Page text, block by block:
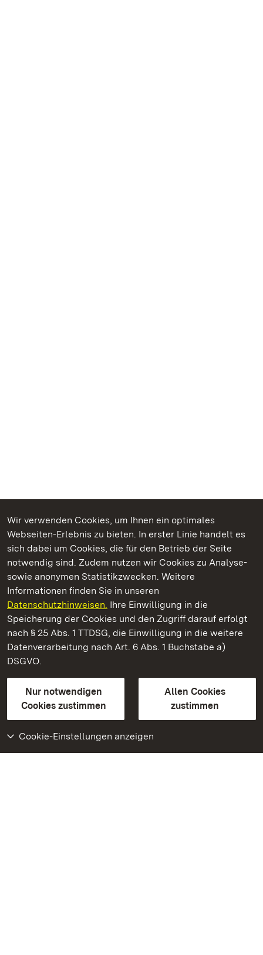
Wir verwenden Cookies, um Ihnen ein optimales
Webseiten-Erlebnis zu bieten. In erster Linie handelt es
sich dabei um Cookies, die für den Betrieb der Seite
notwendig sind. Zudem nutzen wir Cookies zu Analyse-
sowie anonymen Statistikzwecken. Weitere
Informationen finden Sie in unseren
Datenschutzhinweisen. Ihre Einwilligung in die
Speicherung der Cookies und den Zugriff darauf erfolgt
nach § 25 Abs. 1 TTDSG, die Einwilligung in die weitere
Datenverarbeitung nach Art. 6 Abs. 1 Buchstabe a)
DSGVO.
Nur notwendigen
Cookies zustimmen
Allen Cookies
zustimmen
Cookie-Einstellungen anzeigen
Kommen. Staunen. Genießen.
Staatliche Schlösser und Gärten Baden‑Württemberg
Staatliche Schlösser und Gärten Baden-Württemberg
Kontakt
GebärdenspracheLeichte Sprache
Erklärung zur Barrierefreiheit
BITV-konform (geprüfte Seiten)
Weiteres